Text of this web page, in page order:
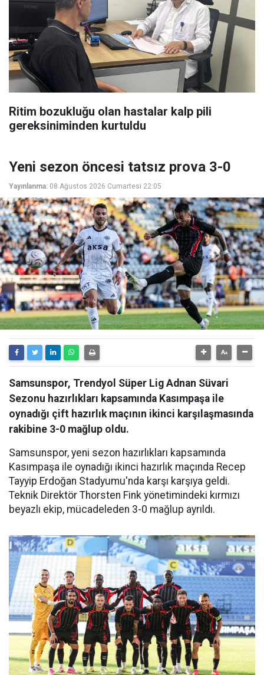
Ritim bozukluğu olan hastalar kalp pili
gereksiniminden kurtuldu
Yeni sezon öncesi tatsız prova 3-0
Yayınlanma: 08 Ağustos 2026 Cumartesi 22:05
Samsunspor, Trendyol Süper Lig Adnan Süvari
Sezonu hazırlıkları kapsamında Kasımpaşa ile
oynadığı çift hazırlık maçının ikinci karşılaşmasında
rakibine 3-0 mağlup oldu.
Samsunspor, yeni sezon hazırlıkları kapsamında
Kasımpaşa ile oynadığı ikinci hazırlık maçında Recep
Tayyip Erdoğan Stadyumu'nda karşı karşıya geldi.
Teknik Direktör Thorsten Fink yönetimindeki kırmızı
beyazlı ekip, mücadeleden 3-0 mağlup ayrıldı.